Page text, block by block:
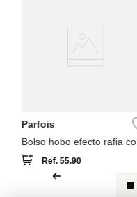
Parfois
Bolso hobo efecto rafia con
bambú
Ref.55.90